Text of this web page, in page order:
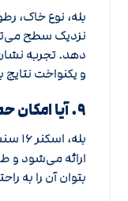
بله، نوع خاک،
نزدیک سطح
دهد. تجربه
و یکنواخت
۹. آیا امکان حمل و نقل دستگاه آسان است؟
بله، اسکنر ۱۶ سنسور OKM با
ارائه می‌شود و
بتوان آن را به